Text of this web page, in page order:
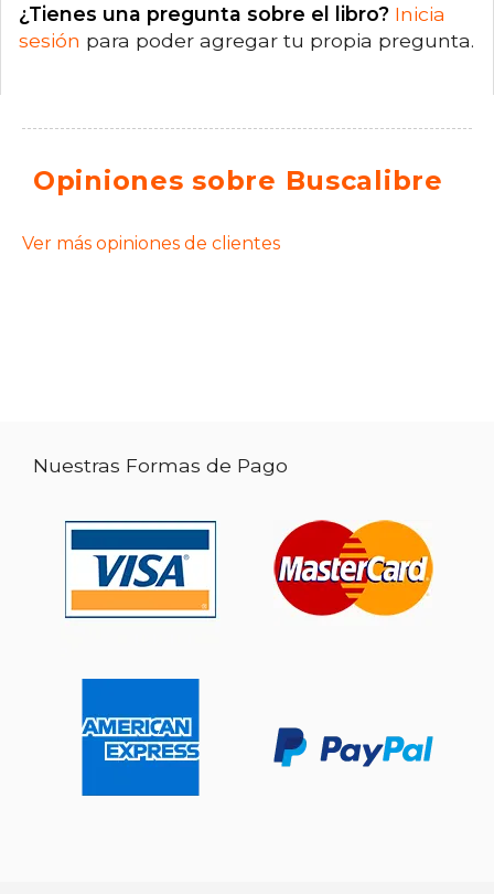
¿Tienes una pregunta sobre el libro? Inicia
sesión para poder agregar tu propia pregunta.
Opiniones sobre Buscalibre
Ver más opiniones de clientes
Nuestras Formas de Pago